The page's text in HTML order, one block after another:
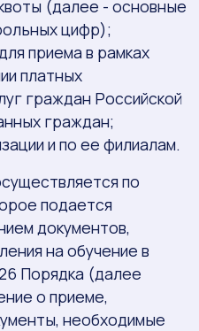
(далее - основные
цифр);
приема в рамках
платных
граждан Российской
граждан;
и по ее филиалам.
по
подается
документов,
на обучение в
Порядка (далее
о приеме,
необходимые